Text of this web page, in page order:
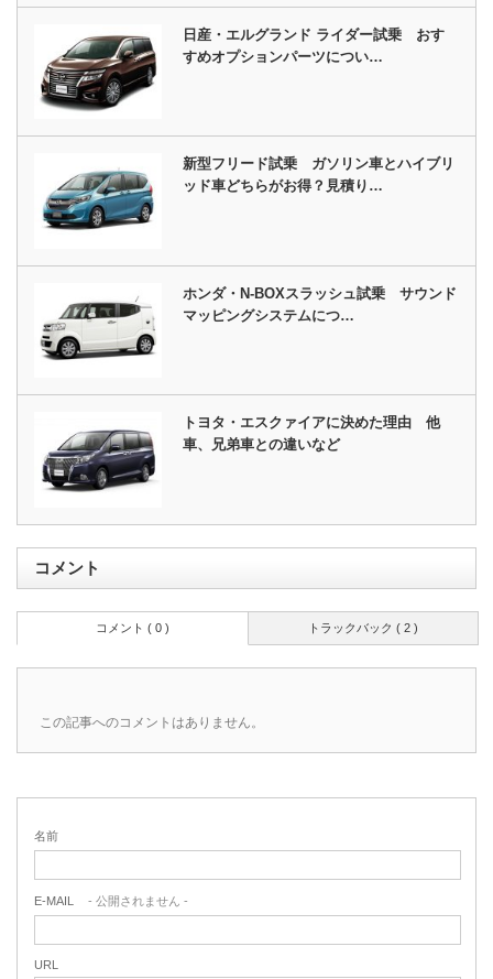
日産・エルグランド ライダー試乗 おす
すめオプションパーツについ…
新型フリード試乗 ガソリン車とハイブリ
ッド車どちらがお得？見積り…
ホンダ・N-BOXスラッシュ試乗 サウンド
マッピングシステムにつ…
トヨタ・エスクァイアに決めた理由 他
車、兄弟車との違いなど
コメント
トラックバック ( 2 )
コメント ( 0 )
この記事へのコメントはありません。
名前
E-MAIL - 公開されません -
URL